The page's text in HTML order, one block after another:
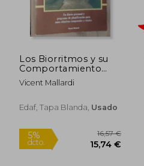
5% 69,89 €
Los Biorritmos y su
Comportamiento
Como Controlarlos
Vicent Mallardi
Edaf, Tapa Blanda, Usado